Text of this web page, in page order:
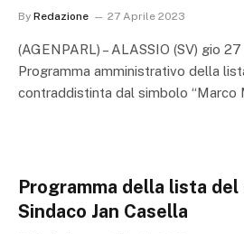
By Redazione 27 Aprile 2023
(AGENPARL) – ALASSIO (SV) gio
Programma amministrativo della
contraddistinta dal simbolo “Marco
Programma della lista
Sindaco Jan Casella